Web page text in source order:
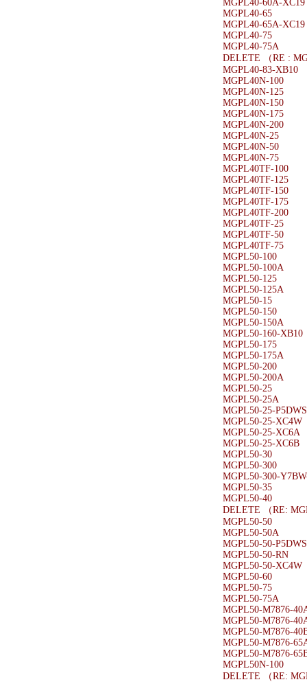
MGPL40-60A-XC19
MGPL40-65
MGPL40-65A-XC19
MGPL40-75
MGPL40-75A
DELETE （RE :
MGPL40-83-XB10
MGPL40N-100
MGPL40N-125
MGPL40N-150
MGPL40N-175
MGPL40N-200
MGPL40N-25
MGPL40N-50
MGPL40N-75
MGPL40TF-100
MGPL40TF-125
MGPL40TF-150
MGPL40TF-175
MGPL40TF-200
MGPL40TF-25
MGPL40TF-50
MGPL40TF-75
MGPL50-100
MGPL50-100A
MGPL50-125
MGPL50-125A
MGPL50-15
MGPL50-150
MGPL50-150A
MGPL50-160-XB10
MGPL50-175
MGPL50-175A
MGPL50-200
MGPL50-200A
MGPL50-25
MGPL50-25A
MGPL50-25-
MGPL50-25-XC4W
MGPL50-25-XC6A
MGPL50-25-XC6B
MGPL50-30
MGPL50-300
MGPL50-300-
MGPL50-35
MGPL50-40
DELETE （RE:
MGPL50-50
MGPL50-50A
MGPL50-50-
MGPL50-50-RN
MGPL50-50-XC4W
MGPL50-60
MGPL50-75
MGPL50-75A
MGPL50-M7876-
MGPL50-M7876-
MGPL50-M7876-
MGPL50-M7876-
MGPL50-M7876-
MGPL50N-100
DELETE （RE: